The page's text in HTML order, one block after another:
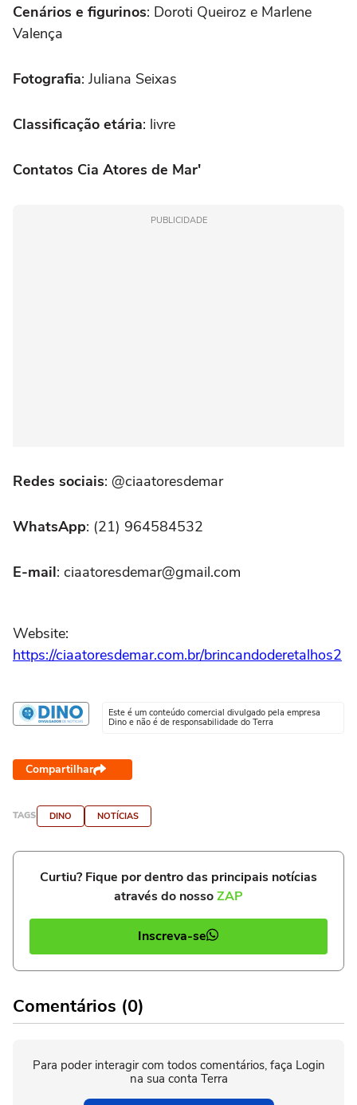
Cenários e figurinos: Doroti Queiroz e Marlene
Valença
Fotografia: Juliana Seixas
Classificação etária: livre
Contatos Cia Atores de Mar'
PUBLICIDADE
Redes sociais: @ciaatoresdemar
WhatsApp: (21) 964584532
E-mail: ciaatoresdemar@gmail.com
Website:
https://ciaatoresdemar.com.br/brincandoderetalhos2
Este é um conteúdo comercial divulgado pela empresa
Dino e não é de responsabilidade do Terra
Compartilhar
TAGS DINO NOTÍCIAS
Curtiu? Fique por dentro das principais notícias
através do nossoZAP
Inscreva-se
Comentários (0)
Para poder interagir com todos comentários, faça Login
na sua conta Terra